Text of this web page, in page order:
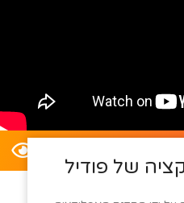
- פודי
של פודיל